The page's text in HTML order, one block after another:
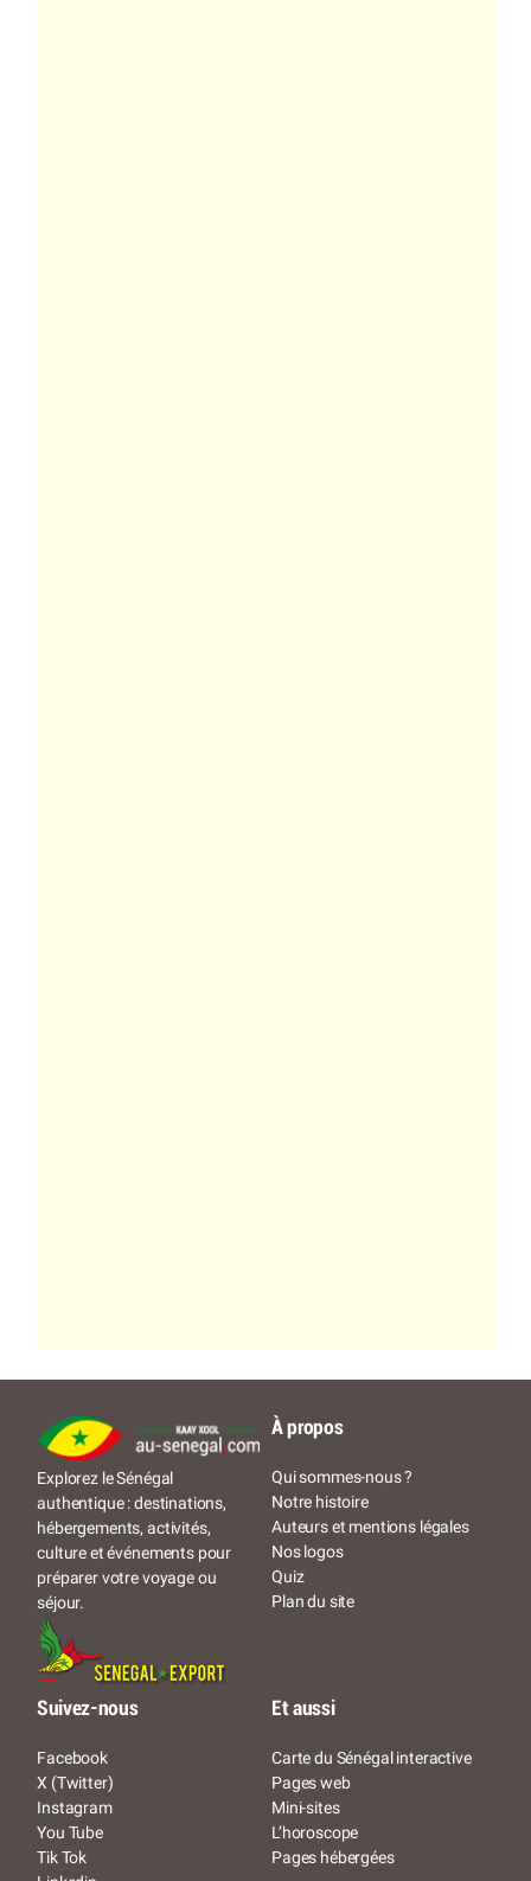
Explorez le Sénégal
authentique : destinations,
hébergements, activités,
culture et événements pour
préparer votre voyage ou
séjour.
À propos
Qui sommes-nous ?
Notre histoire
Auteurs et mentions légales
Nos logos
Quiz
Plan du site
Suivez-nous
Facebook
X (Twitter)
Instagram
You Tube
Tik Tok
Et aussi
Carte du Sénégal interactive
Pages web
Mini-sites
L’horoscope
Pages hébergées